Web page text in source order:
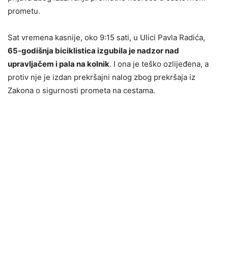
prometu.
Sat vremena kasnije, oko 9:15 sati, u Ulici Pavla Radića,
65-godišnja biciklistica izgubila je nadzor nad
upravljačem i pala na kolnik. I ona je teško ozlijeđena, a
protiv nje je izdan prekršajni nalog zbog prekršaja iz
Zakona o sigurnosti prometa na cestama.